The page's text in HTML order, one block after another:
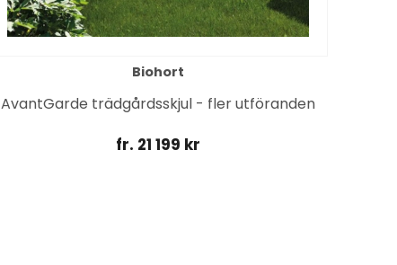
Biohort
AvantGarde trädgårdsskjul - fler utföranden
fr. 21 199 kr